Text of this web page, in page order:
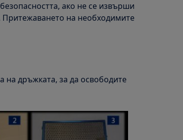
ако не се извърши
на необходимите
на дръжката, за да освободите